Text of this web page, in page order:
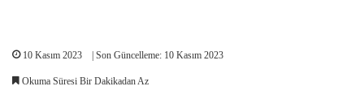
10 Kasım 2023 | Son Güncelleme: 10 Kasım 2023
Okuma Süresi Bir Dakikadan Az